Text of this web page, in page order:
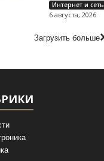
Интернет и сеть
6 августа, 2026
Загрузить больше